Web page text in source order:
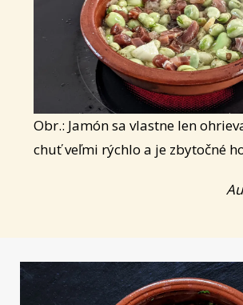
Obr.: Jamón sa vlastne len
chuť veľmi rýchlo a je zbytočné